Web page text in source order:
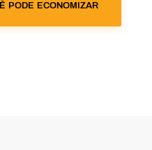
PODE ECONOMIZAR